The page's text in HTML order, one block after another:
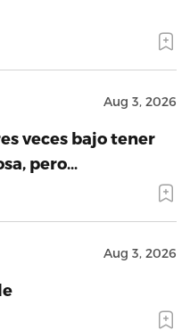
Aug 3, 2026
veces bajo tener
pero…
Aug 3, 2026